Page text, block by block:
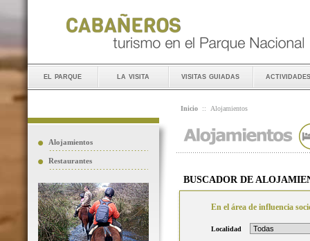
el parque la visita visitas guiadas actividades
Alojamientos
Restaurantes
Inicio :: Alojamientos
BUSCADOR DE
En el área de influencia
Localidad